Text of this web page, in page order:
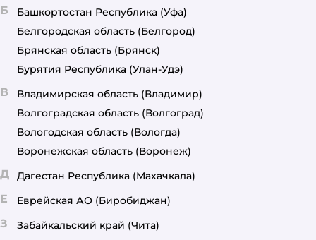
Б Башкортостан Республика (Уфа)
Белгородская область (Белгород)
Брянская область (Брянск)
Бурятия Республика (Улан-Удэ)
В Владимирская область (Владимир)
Волгоградская область (Волгоград)
Вологодская область (Вологда)
Воронежская область (Воронеж)
Д Дагестан Республика (Махачкала)
Е Еврейская АО (Биробиджан)
З Забайкальский край (Чита)